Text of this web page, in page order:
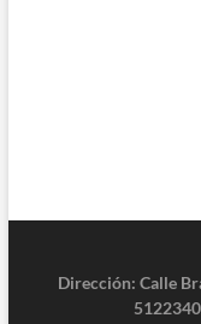
Dirección: Calle